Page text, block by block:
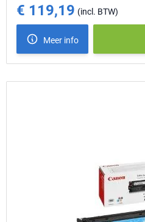
€ 119,19
Meer info